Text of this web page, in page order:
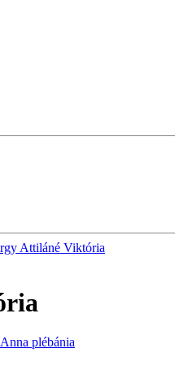
Attiláné Viktória
plébánia